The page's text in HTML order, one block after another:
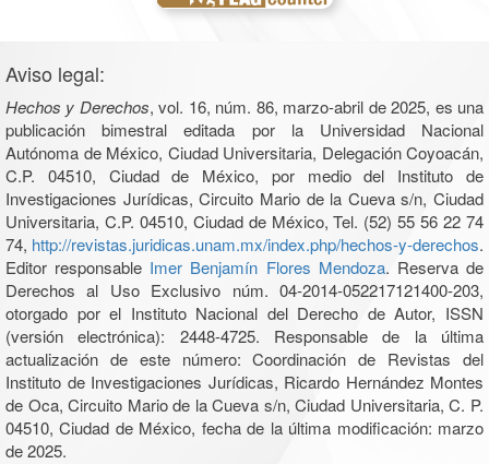
Aviso legal:
Hechos y Derechos, vol. 16, núm. 86, marzo-abril de 2025, es una
publicación bimestral editada por la Universidad Nacional
Autónoma de México, Ciudad Universitaria, Delegación Coyoacán,
C.P. 04510, Ciudad de México, por medio del Instituto de
Investigaciones Jurídicas, Circuito Mario de la Cueva s/n, Ciudad
Universitaria, C.P. 04510, Ciudad de México, Tel. (52) 55 56 22 74
74, http://revistas.juridicas.unam.mx/index.php/hechos-y-derechos.
Editor responsable Imer Benjamín Flores Mendoza. Reserva de
Derechos al Uso Exclusivo núm. 04-2014-052217121400-203,
otorgado por el Instituto Nacional del Derecho de Autor, ISSN
(versión electrónica): 2448-4725. Responsable de la última
actualización de este número: Coordinación de Revistas del
Instituto de Investigaciones Jurídicas, Ricardo Hernández Montes
de Oca, Circuito Mario de la Cueva s/n, Ciudad Universitaria, C. P.
04510, Ciudad de México, fecha de la última modificación: marzo
de 2025.